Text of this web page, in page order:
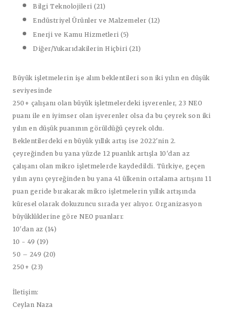
Bilgi Teknolojileri (21)
Endüstriyel Ürünler ve Malzemeler (12)
Enerji ve Kamu Hizmetleri (5)
Diğer/Yukarıdakilerin Hiçbiri (21)
Büyük işletmelerin işe alım beklentileri son iki yılın en düşük
seviyesinde
250+ çalışanı olan büyük işletmelerdeki işverenler, 23 NEO
puanı ile en iyimser olan işverenler olsa da bu çeyrek son iki
yılın en düşük puanının görüldüğü çeyrek oldu.
Beklentilerdeki en büyük yıllık artış ise 2022'nin 2.
çeyreğinden bu yana yüzde 12 puanlık artışla 10'dan az
çalışanı olan mikro işletmelerde kaydedildi. Türkiye, geçen
yılın aynı çeyreğinden bu yana 41 ülkenin ortalama artışını 11
puan geride bırakarak mikro işletmelerin yıllık artışında
küresel olarak dokuzuncu sırada yer alıyor. Organizasyon
büyüklüklerine göre NEO puanları:
10'dan az (14)
10 - 49 (19)
50 – 249 (20)
250+ (23)
İletişim:
Ceylan Naza